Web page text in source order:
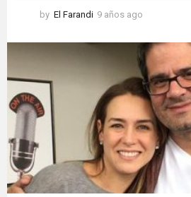
by El Farandi 9 años ago
ñ
o
s
a
g
o